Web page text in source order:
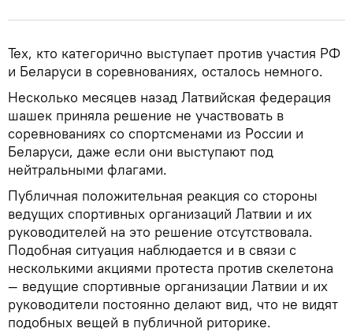
Тех, кто категорично выступает против участия РФ
и Беларуси в соревнованиях, осталось немного.
Несколько месяцев назад Латвийская федерация
шашек приняла решение не участвовать в
соревнованиях со спортсменами из России и
Беларуси, даже если они выступают под
нейтральными флагами.
Публичная положительная реакция со стороны
ведущих спортивных организаций Латвии и их
руководителей на это решение отсутствовала.
Подобная ситуация наблюдается и в связи с
несколькими акциями протеста против скелетона
— ведущие спортивные организации Латвии и их
руководители постоянно делают вид, что не видят
подобных вещей в публичной риторике.